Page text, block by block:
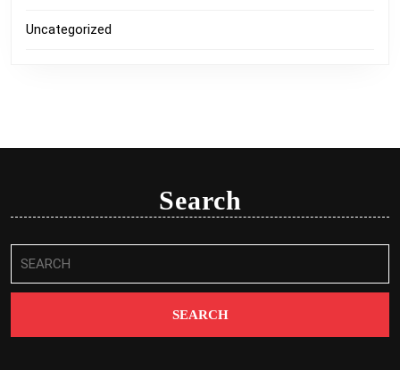
Uncategorized
Search
for: